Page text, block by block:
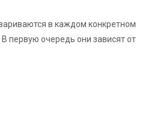
в каждом конкретном
первую очередь они зависят от